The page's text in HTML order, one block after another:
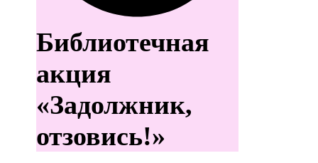
Библиотечная
акция
«Задолжник,
отзовись!»